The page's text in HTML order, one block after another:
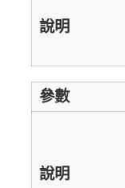
說明
參數
說明